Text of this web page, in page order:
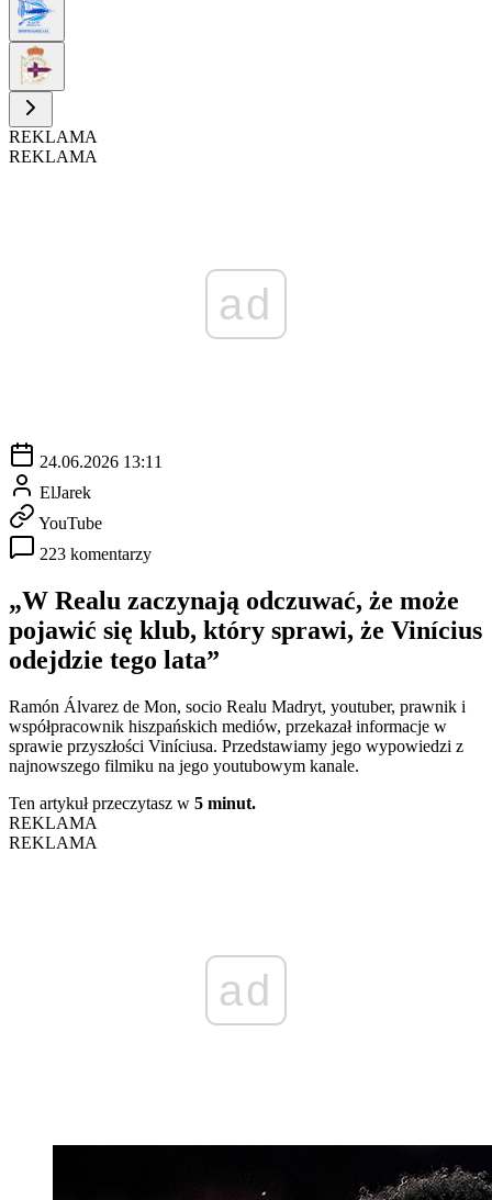
REKLAMA
REKLAMA
ad
24.06.2026 13:11
ElJarek
YouTube
223 komentarzy
„W Realu zaczynają odczuwać, że może
pojawić się klub, który sprawi, że Vinícius
odejdzie tego lata”
Ramón Álvarez de Mon, socio Realu Madryt, youtuber, prawnik i
współpracownik hiszpańskich mediów, przekazał informacje w
sprawie przyszłości Viníciusa. Przedstawiamy jego wypowiedzi z
najnowszego filmiku na jego youtubowym kanale.
Ten artykuł przeczytasz w 5 minut.
REKLAMA
REKLAMA
ad